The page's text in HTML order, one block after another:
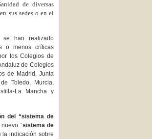
de diversas
sus sedes o en el
se han realizado
o menos críticas
los Colegios de
de Colegios
de Madrid, Junta
Toledo, Murcia,
La Mancha y
del “sistema de
“sistema de
la indicación sobre